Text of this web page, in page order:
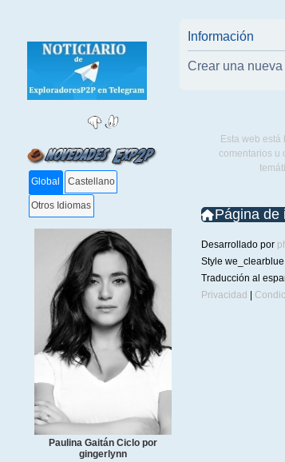
Global Castellano
Otros Idiomas
Paulina Gaitán Ciclo por
gingerlynn
Información
Crear una
Esta web
comentarios u
Página de
Desarrollado por
Style
Traducción al
Privacidad |